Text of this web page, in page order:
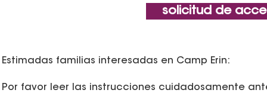
solicitud de
Estimadas familias interesadas en Camp Erin:
Por favor leer las instrucciones cuidadosamente